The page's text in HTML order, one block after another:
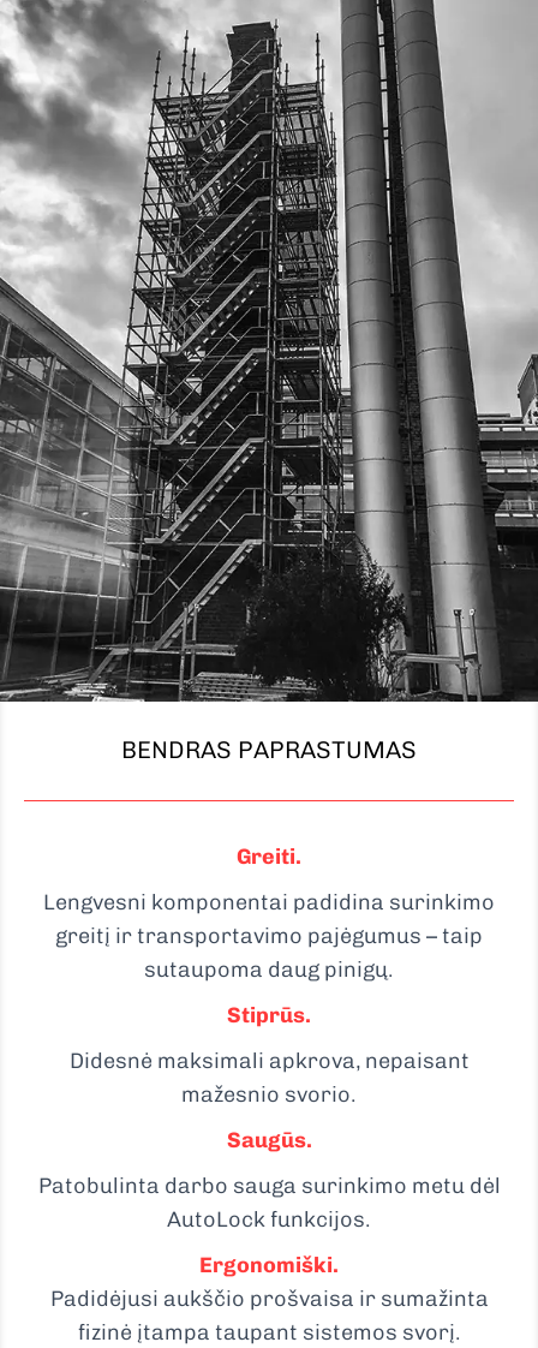
BENDRAS PAPRASTUMAS
Greiti.
Lengvesni komponentai padidina surinkimo
greitį ir transportavimo pajėgumus – taip
sutaupoma daug pinigų.
Stiprūs.
Didesnė maksimali apkrova, nepaisant
mažesnio svorio.
Saugūs.
Patobulinta darbo sauga surinkimo metu dėl
AutoLock funkcijos.
Ergonomiški.
Padidėjusi aukščio prošvaisa ir sumažinta
fizinė įtampa taupant sistemos svorį.